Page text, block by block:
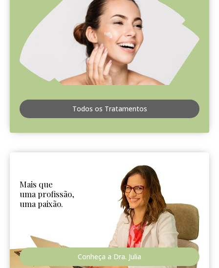
Todos os Tratamentos
Mais que
uma profissão,
uma paixão.
Conheça a Dra. Julia